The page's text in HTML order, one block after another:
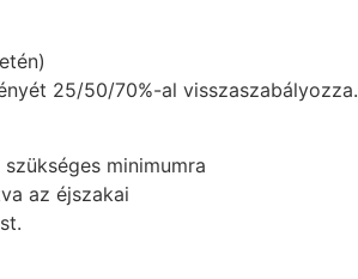
25/50/70%-al visszaszabályozza.
minimumra
az éjszakai